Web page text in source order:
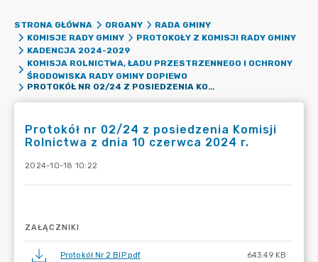
STRONA GŁÓWNA ORGANY
RADA GMINY
KOMISJE RADY GMINY
PROTOKOŁY Z KOMISJI RADY GMINY
KADENCJA 2024-2029
KOMISJA ROLNICTWA, ŁADU PRZESTRZENNEGO I OCHRONY
ŚRODOWISKA RADY GMINY DOPIEWO
PROTOKÓŁ NR 02/24 Z POSIEDZENIA KOMISJI ROLNICTWA Z DNIA 10 CZERWCA 2024 R.
Protokół nr 02/24 z posiedzenia Komisji
Rolnictwa z dnia 10 czerwca 2024 r.
2024-10-18 10:22
ZAŁĄCZNIKI
Protokół Nr 2 BIP.pdf 643.49 KB